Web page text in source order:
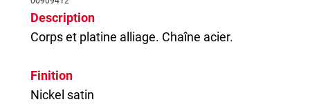
Description
Corps et platine alliage. Chaîne acier.
Finition
Nickel satin